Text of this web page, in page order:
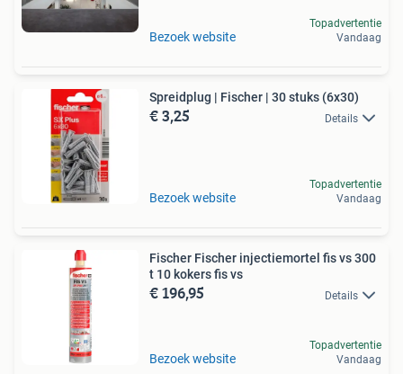
Bezoek website
Topadvertentie
Vandaag
Spreidplug | Fischer | 30 stuks (6x30)
€ 3,25 Details
Bezoek website
Topadvertentie
Vandaag
Fischer Fischer injectiemortel fis vs 300
t 10 kokers fis vs
€ 196,95 Details
Bezoek website
Topadvertentie
Vandaag